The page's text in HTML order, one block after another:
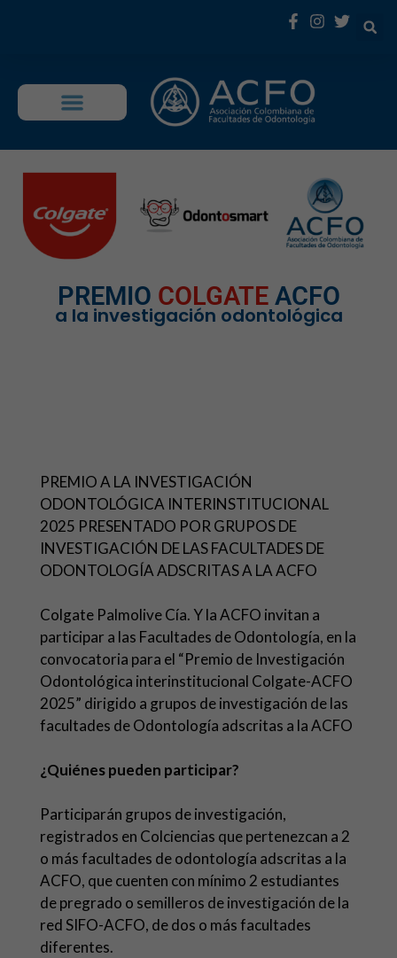
PREMIO COLGATE ACFO
a la investigación odontológica
PREMIO A LA INVESTIGACIÓN
ODONTOLÓGICA INTERINSTITUCIONAL
2025 PRESENTADO POR GRUPOS DE
INVESTIGACIÓN DE LAS FACULTADES DE
ODONTOLOGÍA ADSCRITAS A LA ACFO
Colgate Palmolive Cía. Y la ACFO invitan a
participar a las Facultades de Odontología, en la
convocatoria para el “Premio de Investigación
Odontológica interinstitucional Colgate-ACFO
2025” dirigido a grupos de investigación de las
facultades de Odontología adscritas a la ACFO
¿Quiénes pueden participar?
Participarán grupos de investigación,
registrados en Colciencias que pertenezcan a 2
o másfacultades de odontología adscritas a la
ACFO, que cuenten con mínimo 2 estudiantes
de pregrado o semilleros de investigación de la
red SIFO-ACFO, de dos o más facultades
diferentes.